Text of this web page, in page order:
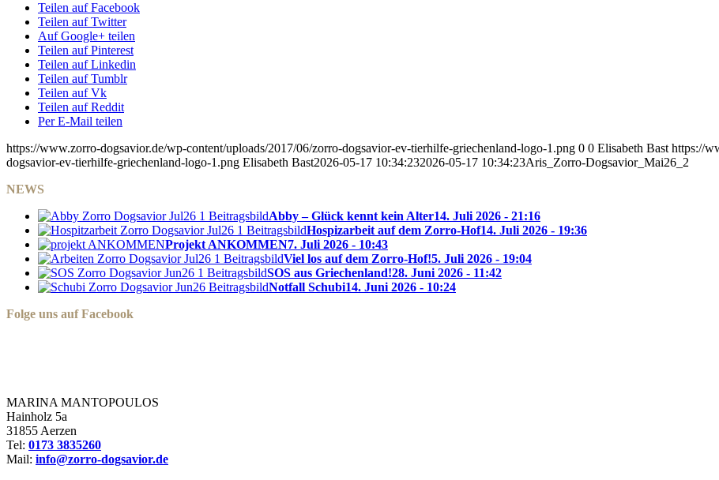
Teilen auf Facebook
Teilen auf Twitter
Auf Google+ teilen
Teilen auf Pinterest
Teilen auf Linkedin
Teilen auf Tumblr
Teilen auf Vk
Teilen auf Reddit
Per E-Mail teilen
https://www.zorro-dogsavior.de/wp-content/uploads/2017/06/zorro-dogsavior-ev-tierhilfe-griechenland-logo-1.png 0 0 Elisabeth Bast https://
dogsavior-ev-tierhilfe-griechenland-logo-1.png Elisabeth Bast2026-05-17 10:34:232026-05-17 10:34:23Aris_Zorro-Dogsavior_Mai26_2
NEWS
Abby – Glück kennt kein Alter14. Juli 2026 - 21:16
Hospizarbeit auf dem Zorro-Hof14. Juli 2026 - 19:36
Projekt ANKOMMEN7. Juli 2026 - 10:43
Viel los auf dem Zorro-Hof!5. Juli 2026 - 19:04
SOS aus Griechenland!28. Juni 2026 - 11:42
Notfall Schubi14. Juni 2026 - 10:24
Folge uns auf Facebook
MARINA MANTOPOULOS
Hainholz 5a
31855 Aerzen
Tel: 0173 3835260
Mail: info@zorro-dogsavior.de